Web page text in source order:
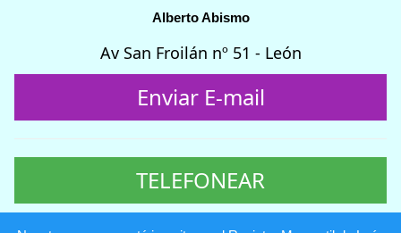
Alberto Abismo
Av San Froilán nº 51 - León
Enviar E-mail
TELEFONEAR